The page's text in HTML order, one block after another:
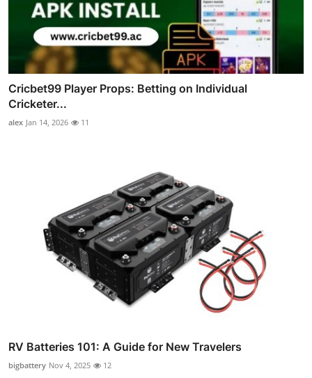
Cricbet99 Player Props: Betting on Individual
Cricketer...
alex Jan 14, 2026 11
RV Batteries 101: A Guide for New Travelers
bigbattery Nov 4, 2025 12